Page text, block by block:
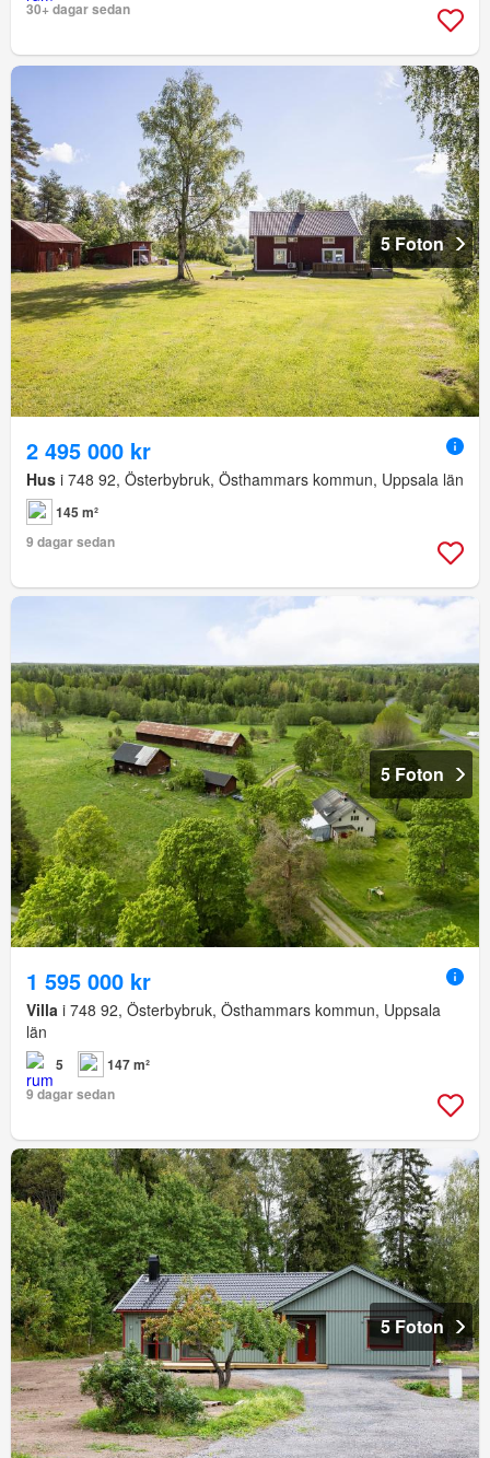
30+ dagar sedan
5 Foton
2 495 000 kr
Hus i 748 92, Österbybruk, Östhammars kommun, Uppsala län
145 m²
9 dagar sedan
5 Foton
1 595 000 kr
Villa i 748 92, Österbybruk, Östhammars kommun, Uppsala
län
5
147 m²
9 dagar sedan
5 Foton